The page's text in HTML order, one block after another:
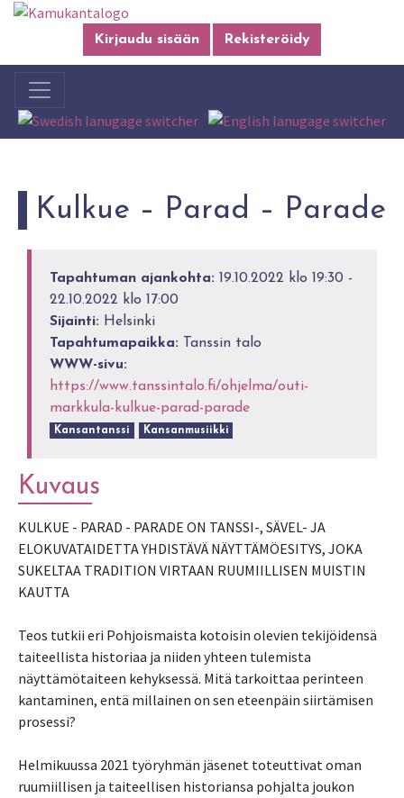
Kirjaudu sisään Rekisteröidy
Kulkue – Parad – Parade
Tapahtuman ajankohta: 19.10.2022 klo 19:30 -
22.10.2022 klo 17:00
Sijainti: Helsinki
Tapahtumapaikka: Tanssin talo
WWW-sivu:
https://www.tanssintalo.fi/ohjelma/outi-
markkula-kulkue-parad-parade
Kansantanssi Kansanmusiikki
Kuvaus
KULKUE - PARAD - PARADE ON TANSSI-, SÄVEL- JA
ELOKUVATAIDETTA YHDISTÄVÄ NÄYTTÄMÖESITYS, JOKA
SUKELTAA TRADITION VIRTAAN RUUMIILLISEN MUISTIN
KAUTTA
Teos tutkii eri Pohjoismaista kotoisin olevien tekijöidensä
taiteellista historiaa ja niiden yhteen tulemista
näyttämötaiteen kehyksessä. Mitä tarkoittaa perinteen
kantaminen, entä millainen on sen eteenpäin siirtämisen
prosessi?
Helmikuussa 2021 työryhmän jäsenet toteuttivat oman
ruumiillisen ja taiteellisen historiansa pohjalta joukon